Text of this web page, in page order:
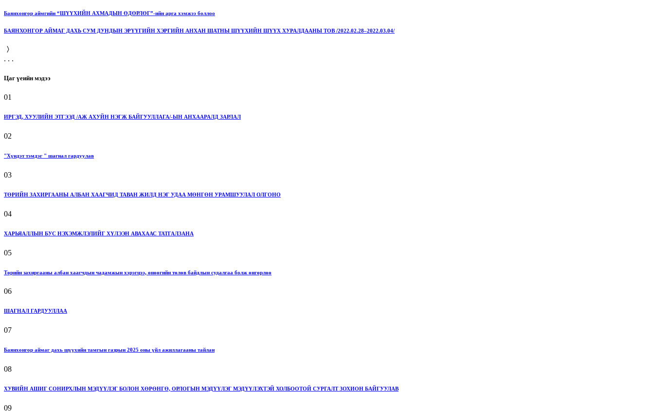
Баянхонгор аймгийн “ШҮҮХИЙН АХМАДЫН ӨДӨРЛӨГ”-ийн арга хэмжээ боллоо
БАЯНХОНГОР АЙМАГ ДАХЬ СУМ ДУНДЫН ЭРҮҮГИЙН ХЭРГИЙН АНХАН ШАТНЫ ШҮҮХИЙН ШҮҮХ ХУРАЛДААНЫ ТОВ /2022.02.28–2022.03.04/
. . .
Цаг үеийн мэдээ
01
ИРГЭД, ХУУЛИЙН ЭТГЭЭД /АЖ АХУЙН НЭГЖ БАЙГУУЛЛАГА/-ЫН АНХААРАЛД ЗАРЛАЛ
02
"Хүндэт тэмдэг " шагнал гардуулав
03
ТӨРИЙН ЗАХИРГААНЫ АЛБАН ХААГЧИД ТАВАН ЖИЛД НЭГ УДАА МӨНГӨН УРАМШУУЛАЛ ОЛГОНО
04
ХАРЬЯАЛЛЫН БУС НЭХЭМЖЛЭЛИЙГ ХҮЛЭЭН АВАХААС ТАТГАЛЗАНА
05
Төрийн захиргааны албан хаагчдын чадамжын хэрэгцээ, өнөөгийн төлөв байдлын судалгаа болж өнгөрлөө
06
ШАГНАЛ ГАРДУУЛЛАА
07
Баянхонгор аймаг дахь шүүхийн тамгын газрын 2025 оны үйл ажиллагааны тайлан
08
ХУВИЙН АШИГ СОНИРХЛЫН МЭДҮҮЛЭГ БОЛОН ХӨРӨНГӨ, ОРЛОГЫН МЭДҮҮЛЭГ МЭДҮҮЛЭХТЭЙ ХОЛБООТОЙ СУРГАЛТ ЗОХИОН БАЙГУУЛАВ
09